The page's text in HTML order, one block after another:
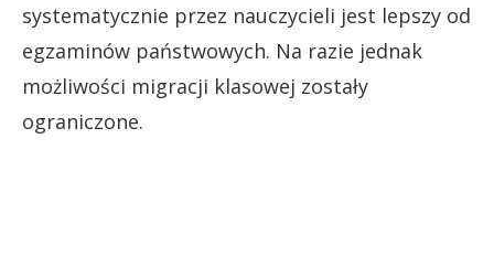
systematycznie przez nauczycieli jest lepszy od
egzaminów państwowych. Na razie jednak
możliwości migracji klasowej zostały
ograniczone.